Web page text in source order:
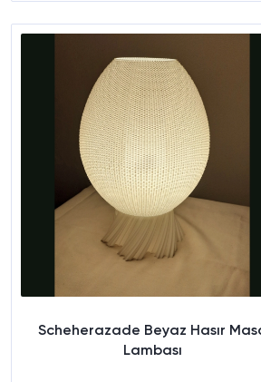
Sepete Ekle
Scheherazade Beyaz Hasır
Lambası